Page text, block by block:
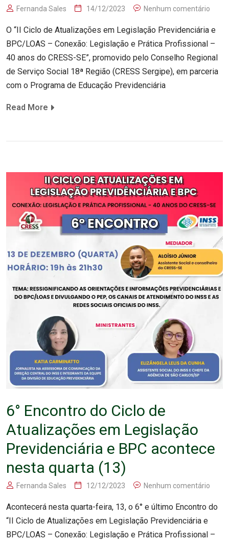
Fernanda Sales 14/12/2023 Nenhum comentário
O “II Ciclo de Atualizações em Legislação Previdenciária e
BPC/LOAS – Conexão: Legislação e Prática Profissional –
40 anos do CRESS-SE”, promovido pelo Conselho Regional
de Serviço Social 18ª Região (CRESS Sergipe), em parceria
com o Programa de Educação Previdenciária
Read More
6° Encontro do Ciclo de
Atualizações em Legislação
Previdenciária e BPC acontece
nesta quarta (13)
Fernanda Sales 12/12/2023 Nenhum comentário
Acontecerá nesta quarta-feira, 13, o 6° e último Encontro do
“II Ciclo de Atualizações em Legislação Previdenciária e
BPC/LOAS – Conexão: Legislação e Prática Profissional –